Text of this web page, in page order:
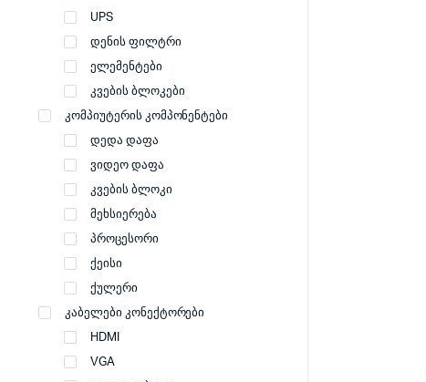
UPS
დენის ფილტრი
ელემენტები
კვების ბლოკები
კომპიუტერის კომპონენტები
დედა დაფა
ვიდეო დაფა
კვების ბლოკი
მეხსიერება
პროცესორი
ქეისი
ქულერი
კაბელები კონექტორები
HDMI
VGA